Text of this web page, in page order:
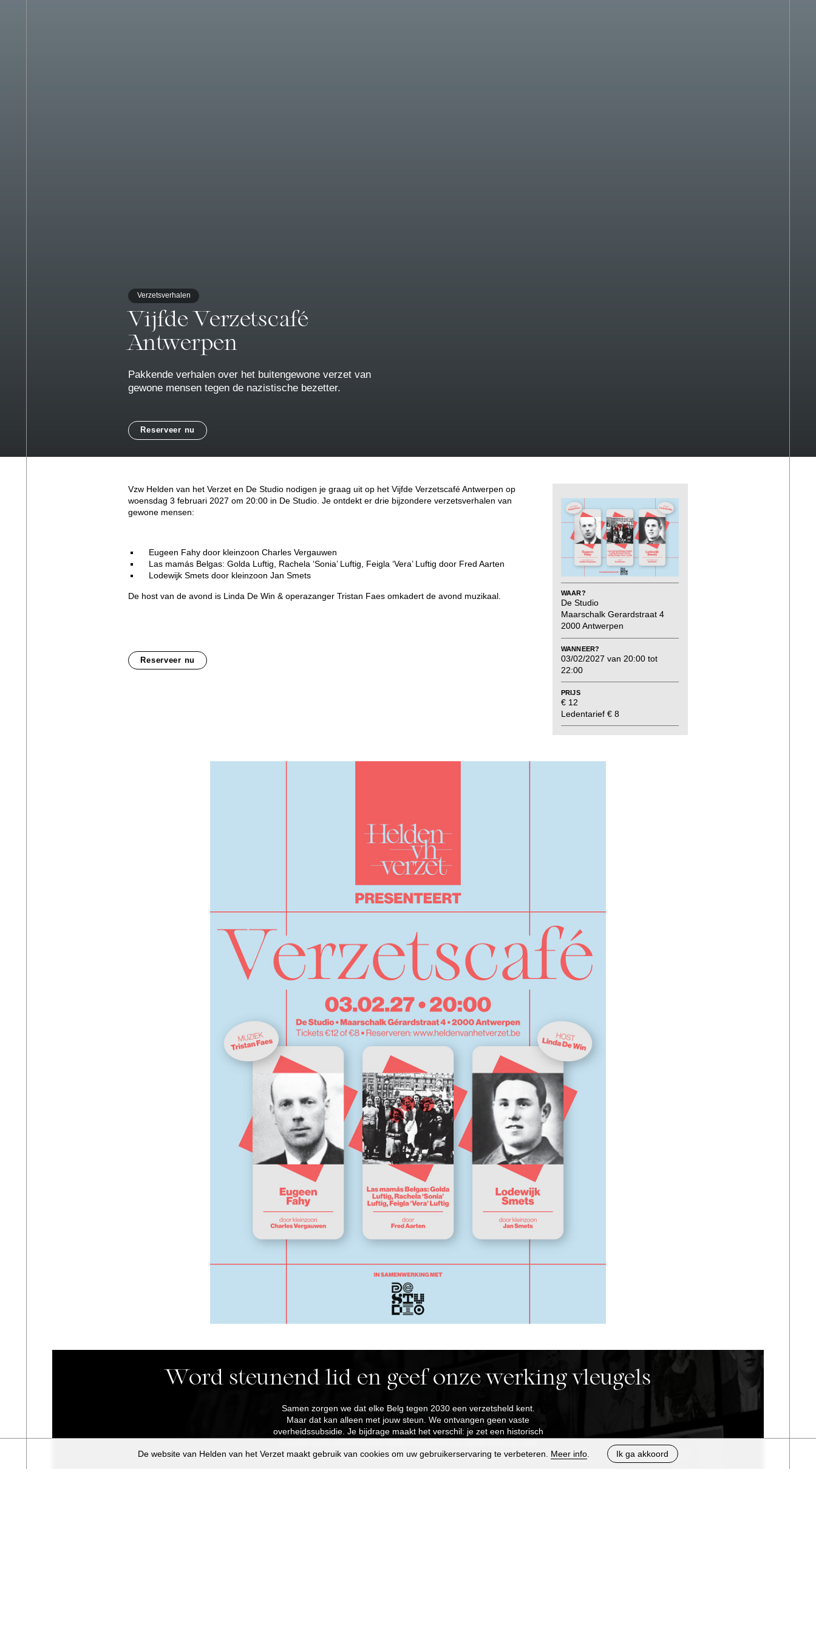
De website van Helden van het Verzet maakt gebruik van cookies om uw gebruikerservaring te verbeteren. Meer info Ik ga akkoord
Verzetsverhalen
Vijfde Verzetscafé
Antwerpen
Pakkende verhalen over het buitengewone verzet van
gewone mensen tegen de nazistische bezetter.
Reserveer nu
WAAR?
De Studio
Maarschalk Gerardstraat 4
2000 Antwerpen
WANNEER?
03/02/2027 van 20:00 tot
22:00
PRIJS
€ 12
Ledentarief € 8
Vzw Helden van het Verzet en De Studio nodigen je graag uit op het Vijfde Verzetscafé Antwerpen op
woensdag 3 februari 2027 om 20:00 in De Studio. Je ontdekt er drie bijzondere verzetsverhalen van
gewone mensen:
Eugeen Fahy door kleinzoon Charles Vergauwen
Las mamás Belgas: Golda Luftig, Rachela ‘Sonia’ Luftig, Feigla ‘Vera’ Luftig door Fred Aarten
Lodewijk Smets door kleinzoon Jan Smets
De host van de avond is Linda De Win & operazanger Tristan Faes omkadert de avond muzikaal.
Reserveer nu
Word steunend lid en geef onze werking vleugels
Samen zorgen we dat elke Belg tegen 2030 een verzetsheld kent.
Maar dat kan alleen met jouw steun. We ontvangen geen vaste
overheidssubsidie. Je bijdrage maakt het verschil: je zet een historisch
sterke community.